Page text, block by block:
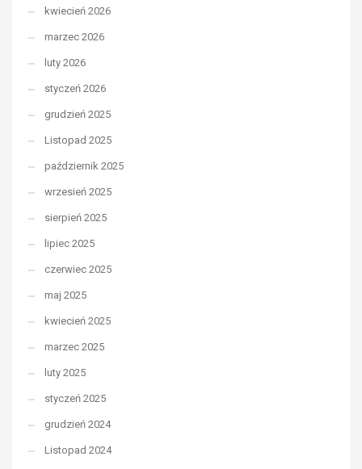
kwiecień 2026
marzec 2026
luty 2026
styczeń 2026
grudzień 2025
Listopad 2025
październik 2025
wrzesień 2025
sierpień 2025
lipiec 2025
czerwiec 2025
maj 2025
kwiecień 2025
marzec 2025
luty 2025
styczeń 2025
grudzień 2024
Listopad 2024